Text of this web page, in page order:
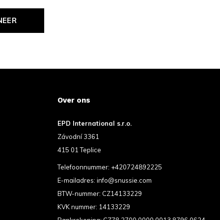
Over ons
EPD International s.r.o.
Závodní 3361
415 01 Teplice
Telefoonnummer: +420724892225
E-mailadres: info@snussie.com
BTW-nummer: CZ14133229
KVK nummer: 14133229